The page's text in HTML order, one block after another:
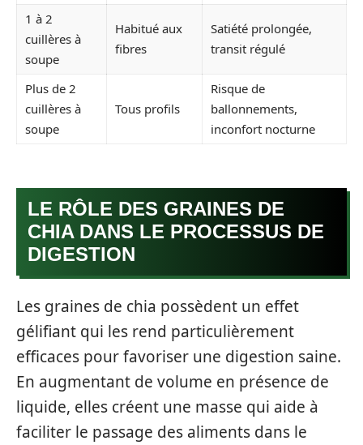
1 à 2
cuillères à
soupe
Habitué aux
fibres
Satiété prolongée,
transit régulé
Plus de 2
cuillères à
soupe
Tous profils
Risque de
ballonnements,
inconfort nocturne
LE RÔLE DES GRAINES DE
CHIA DANS LE PROCESSUS DE
DIGESTION
Les graines de chia possèdent un effet
gélifiant qui les rend particulièrement
efficaces pour favoriser une digestion saine.
En augmentant de volume en présence de
liquide, elles créent une masse qui aide à
faciliter le passage des aliments dans le